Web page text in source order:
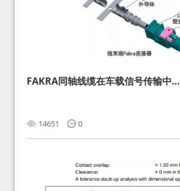
FAKRA同轴线缆在车载信号传输中的
14651 0